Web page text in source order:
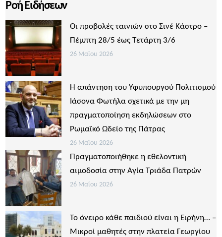
Ροή Ειδήσεων
Οι προβολές ταινιών στο Σινέ Κάστρο –
Πέμπτη 28/5 έως Τετάρτη 3/6
26 Μαΐου 2026
Η απάντηση του Υφυπουργού Πολιτισμού
Ιάσονα Φωτήλα σχετικά με την μη
πραγματοποίηση εκδηλώσεων στο
Ρωμαϊκό Ωδείο της Πάτρας
26 Μαΐου 2026
Πραγματοποιήθηκε η εθελοντική
αιμοδοσία στην Αγία Τριάδα Πατρών
26 Μαΐου 2026
Το όνειρο κάθε παιδιού είναι η Ειρήνη… –
Μικροί μαθητές στην πλατεία Γεωργίου